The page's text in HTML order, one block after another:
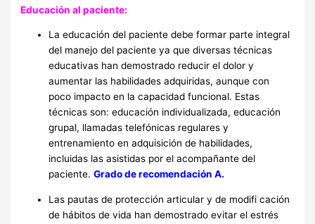
Educación al paciente:
La educación del paciente debe formar parte integral
del manejo del paciente ya que diversas técnicas
educativas han demostrado reducir el dolor y
aumentar las habilidades adquiridas, aunque con
poco impacto en la capacidad funcional. Estas
técnicas son: educación individualizada, educación
grupal, llamadas telefónicas regulares y
entrenamiento en adquisición de habilidades,
incluidas las asistidas por el acompañante del
paciente.Grado de recomendación A.
Las pautas de protección articular y de modifi cación
de hábitos de vida han demostrado evitar el estrés